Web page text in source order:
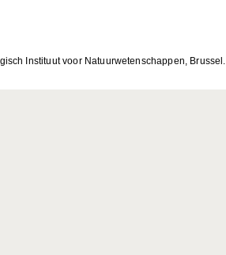
Instituut voor Natuurwetenschappen, Brussel.